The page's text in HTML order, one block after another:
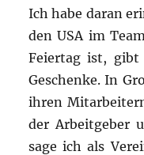
Ich habe daran
den USA im
Feiertag ist, gibt
Geschenke. In
ihren
der Arbeitgeber
sage ich als